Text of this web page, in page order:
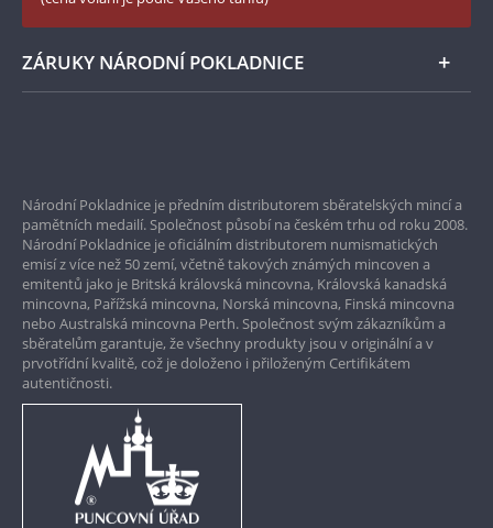
Instagram Národní Pokladnice
ZÁRUKY NÁRODNÍ POKLADNICE
Garance nejvyšší kvality
Pouze originální produkty
Národní Pokladnice je předním distributorem sběratelských mincí a
pamětních medailí. Společnost působí na českém trhu od roku 2008.
Národní Pokladnice je oficiálním distributorem numismatických
emisí z více než 50 zemí, včetně takových známých mincoven a
emitentů jako je Britská královská mincovna, Královská kanadská
mincovna, Pařížská mincovna, Norská mincovna, Finská mincovna
nebo Australská mincovna Perth. Společnost svým zákazníkům a
sběratelům garantuje, že všechny produkty jsou v originální a v
prvotřídní kvalitě, což je doloženo i přiloženým Certifikátem
autentičnosti.